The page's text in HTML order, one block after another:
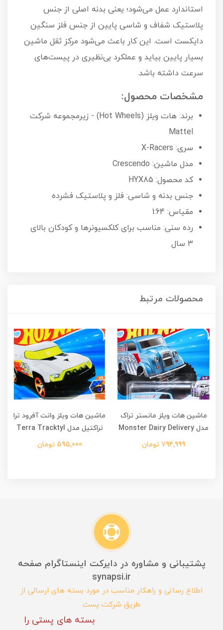
استاندارد عمل می‌شود؛ یعنی بدنه اصلی از جنس
پلاستیک شفاف و شاسی پایین از جنس فلز سنگین
دایکست است. این کار باعث می‌شود مرکز ثقل ماشین
بسیار پایین بیاید و عملکرد بی‌نظیری در پیست‌های
سرعت داشته باشد.
مشخصات محصول:
برند: هات ویلز (Hot Wheels) - زیرمجموعه شرکت
Mattel
سری: X-Racers
مدل ماشین: Crescendo
کد محصول: HYX85
جنس بدنه و شاسی: فلز و پلاستیک فشرده
مقیاس: 1:64
رده سنی: مناسب برای کلکسیونرها و کودکان بالای
۳ سال
محصولات مرتبط
ماشین هات ویلز مانستر تراک
مدل Monster Dairy Delivery
794,999 تومان
ماشین هات ویلز وانت آفرود ترا
تراکتیل مدل Terra Tracktyl
595,000 تومان
پشتیبانی و مشاوره در دایرکت اینستاگرام صفحه
synapsi.ir
اطلاع رسانی و راهکار مناسب در مورد بسته های ارسالی از
طریق شرکت پست
بسته های پستی را